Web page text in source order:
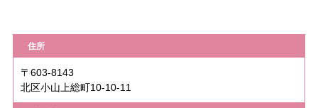
住所
〒603-8143
北区小山上総町10-10-11